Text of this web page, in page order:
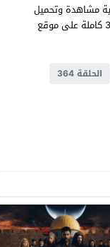
سيلا توركوغلو مسلسل الامانة الحلقة 364 مترجمة للعربية مشاهدة وتحميل
الامانة 364 يوتيوب جودة عالية قصة المسلسل التركي الامانة تدور في احداث ​​درامية مشوقة شاهد الامانة حلقة 364 كاملة على موقع
الحلقة 364